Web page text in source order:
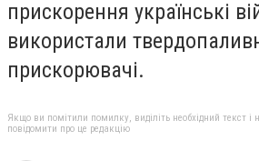
прискорення українські
використали
прискорювачі.
Якщо ви помітили помилку, виділіть необхідний текст і
повідомити про це редакцію